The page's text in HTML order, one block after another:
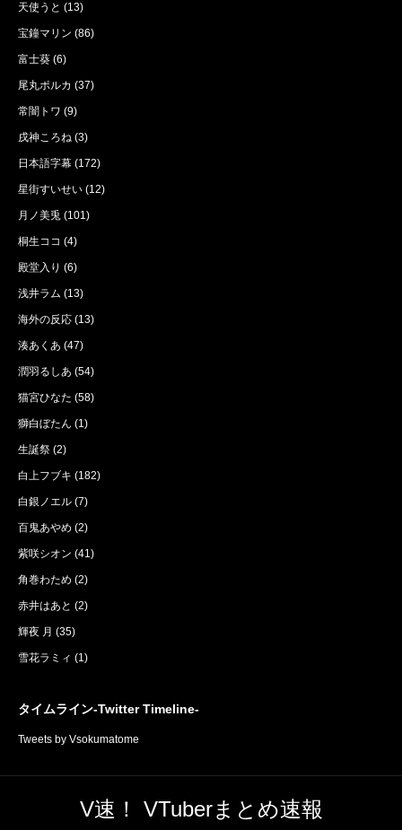
天使うと (13)
宝鐘マリン (86)
富士葵 (6)
尾丸ポルカ (37)
常闇トワ (9)
戌神ころね (3)
日本語字幕 (172)
星街すいせい (12)
月ノ美兎 (101)
桐生ココ (4)
殿堂入り (6)
浅井ラム (13)
海外の反応 (13)
湊あくあ (47)
潤羽るしあ (54)
猫宮ひなた (58)
獅白ぼたん (1)
生誕祭 (2)
白上フブキ (182)
白銀ノエル (7)
百鬼あやめ (2)
紫咲シオン (41)
角巻わため (2)
赤井はあと (2)
輝夜 月 (35)
雪花ラミィ (1)
タイムライン-Twitter Timeline-
Tweets by Vsokumatome
V速！ VTuberまとめ速報